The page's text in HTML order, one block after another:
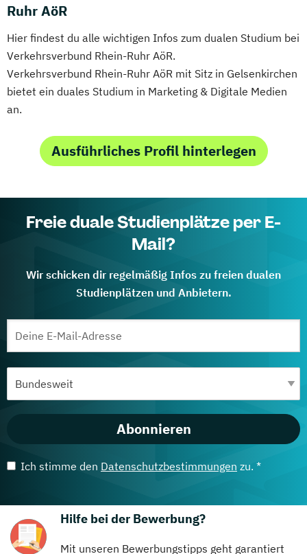
Ruhr AöR
Hier findest du alle wichtigen Infos zum dualen Studium bei
Verkehrsverbund Rhein-Ruhr AöR.
Verkehrsverbund Rhein-Ruhr AöR mit Sitz in Gelsenkirchen
bietet ein duales Studium in Marketing & Digitale Medien
an.
Ausführliches Profil hinterlegen
Freie duale Studienplätze per E-
Mail?
Wir schicken dir regelmäßig Infos zu freien dualen
Studienplätzen und Anbietern.
Abonnieren
Ich stimme den Datenschutzbestimmungen zu. *
Hilfe bei der Bewerbung?
Mit unseren Bewerbungstipps geht garantiert